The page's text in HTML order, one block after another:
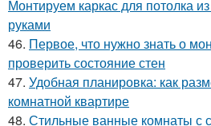
Монтируем каркас для потолка
руками
46. Первое, что нужно знать о
проверить состояние стен
47. Удобная планировка: как
комнатной квартире
48. Стильные ванные комнаты с